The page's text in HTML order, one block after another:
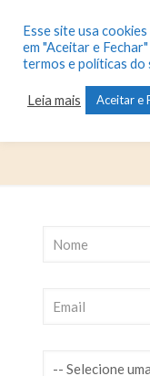
Esse site usa
em "Aceitar e
termos e políticas do
Leia mais Aceitar e